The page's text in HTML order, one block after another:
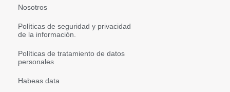
Nosotros
Políticas de seguridad y privacidad
de la información.
Políticas de tratamiento de datos
personales
Habeas data